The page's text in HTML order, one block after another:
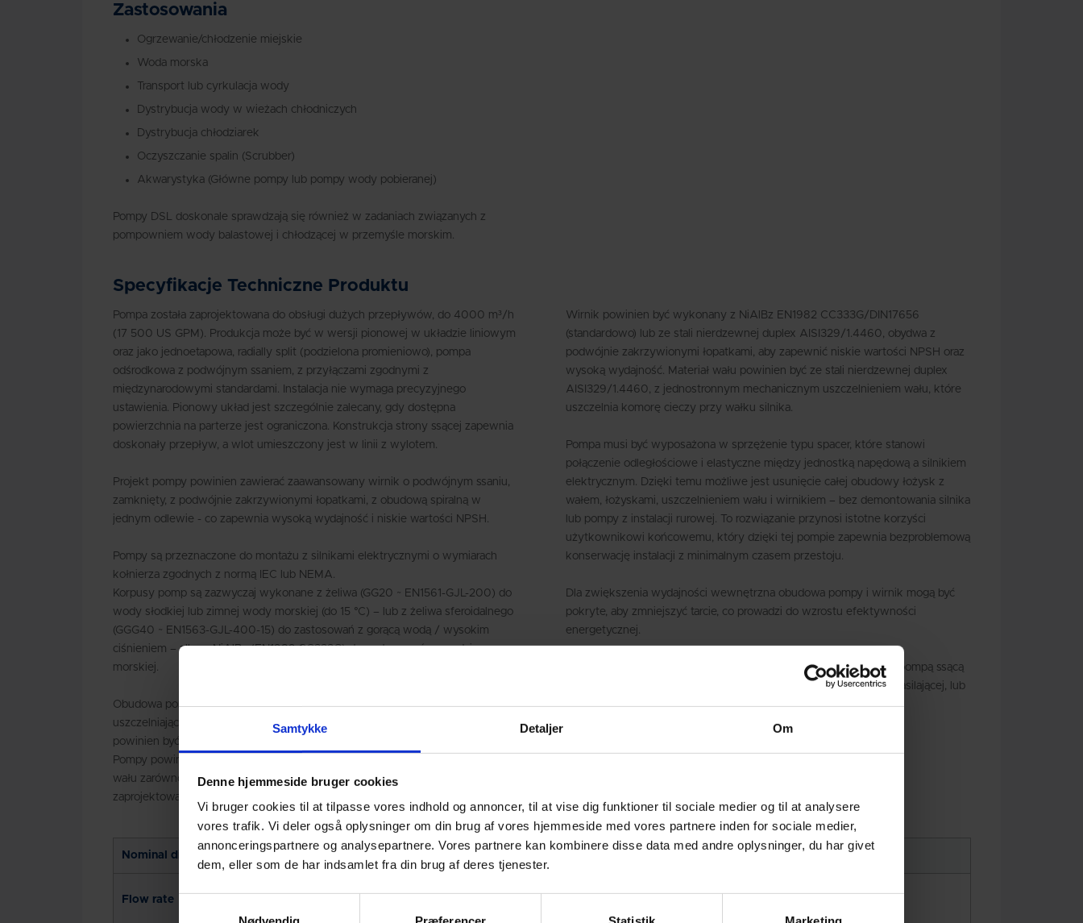
Samtykke Detaljer Om
Denne hjemmeside bruger cookies
Vi bruger cookies til at tilpasse vores indhold og annoncer, til at vise dig funktioner til sociale medier og til at analysere
vores trafik. Vi deler også oplysninger om din brug af vores hjemmeside med vores partnere inden for sociale medier,
annonceringspartnere og analysepartnere. Vores partnere kan kombinere disse data med andre oplysninger, du har givet
dem, eller som de har indsamlet fra din brug af deres tjenester.
Zastosowania
Ogrzewanie/chłodzenie miejskie
Woda morska
Transport lub cyrkulacja wody
Dystrybucja wody w wieżach chłodniczych
Dystrybucja chłodziarek
Oczyszczanie spalin (Scrubber)
Akwarystyka (Główne pompy lub pompy wody pobieranej)
Pompy DSL doskonale sprawdzają się również w zadaniach związanych z
pompowniem wody balastowej i chłodzącej w przemyśle morskim.
Specyfikacje Techniczne Produktu
Pompa została zaprojektowana do obsługi dużych przepływów, do 4000 m³/h
(17 500 US GPM). Produkcja może być w wersji pionowej w układzie liniowym
oraz jako jednoetapowa, radially split (podzielona promieniowo), pompa
odśrodkowa z podwójnym ssaniem, z przyłączami zgodnymi z
międzynarodowymi standardami. Instalacja nie wymaga precyzyjnego
ustawienia. Pionowy układ jest szczególnie zalecany, gdy dostępna
powierzchnia na parterze jest ograniczona. Konstrukcja strony ssącej zapewnia
doskonały przepływ, a wlot umieszczony jest w linii z wylotem.
Projekt pompy powinien zawierać zaawansowany wirnik o podwójnym ssaniu,
zamknięty, z podwójnie zakrzywionymi łopatkami, z obudową spiralną w
jednym odlewie - co zapewnia wysoką wydajność i niskie wartości NPSH.
Pompy są przeznaczone do montażu z silnikami elektrycznymi o wymiarach
kołnierza zgodnych z normą IEC lub NEMA.
Korpusy pomp są zazwyczaj wykonane z żeliwa (GG20 ~ EN1561-GJL-200) do
wody słodkiej lub zimnej wody morskiej (do 15 °C) – lub z żeliwa sferoidalnego
(GGG40 ~ EN1563-GJL-400-15) do zastosowań z gorącą wodą / wysokim
ciśnieniem – albo z NiAlBz (EN1982 CC333G) do zastosowań w wodzie
morskiej.
Obudowa pompy powinna być wyposażona w wymienny pierścień
uszczelniający z NiAlBz EN1982 CC333G/DIN17656. Materiał wału zawsze
powinien być wysokiej jakości stalą nierdzewną duplex AISI329/1.4460.
Pompy powinny być wyposażone w łożyska oraz mechaniczne uszczelnienie
wału zarówno u góry, jak i na dole, co zapewnia solidną konstrukcję,
zaprojektowaną do niezawodnej pracy ciągłej.
Wirnik powinien być wykonany z NiAlBz EN1982 CC333G/DIN17656
(standardowo) lub ze stali nierdzewnej duplex AISI329/1.4460, obydwa z
podwójnie zakrzywionymi łopatkami, aby zapewnić niskie wartości NPSH oraz
wysoką wydajność. Materiał wału powinien być ze stali nierdzewnej duplex
AISI329/1.4460, z jednostronnym mechanicznym uszczelnieniem wału, które
uszczelnia komorę cieczy przy wałku silnika.
Pompa musi być wyposażona w sprzężenie typu spacer, które stanowi
połączenie odległościowe i elastyczne między jednostką napędową a silnikiem
elektrycznym. Dzięki temu możliwe jest usunięcie całej obudowy łożysk z
wałem, łożyskami, uszczelnieniem wału i wirnikiem – bez demontowania silnika
lub pompy z instalacji rurowej. To rozwiązanie przynosi istotne korzyści
użytkownikowi końcowemu, który dzięki tej pompie zapewnia bezproblemową
konserwację instalacji z minimalnym czasem przestoju.
Dla zwiększenia wydajności wewnętrzna obudowa pompy i wirnik mogą być
pokryte, aby zmniejszyć tarcie, co prowadzi do wzrostu efektywności
energetycznej.
Jako dodatkowe wyposażenie pompa może być zamontowana z pompą ssącą
typu pierścień wodny, w komplecie z filtrem i zbiornikiem wody zasilającej, lub
może być dostarczona z pompą eżektorową.
Nominal diameter (DN) 150 to 500
Flow rate